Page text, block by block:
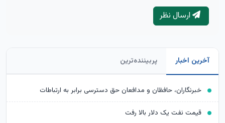
ارسال نظر
آخرین اخبار پربیننده‌ترین
خبرنگاران، حافظان و مدافعان حق دسترسی برابر به ارتباطات
قیمت نفت یک دلار بالا رفت